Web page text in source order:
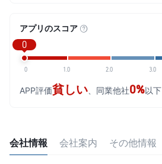
アプリのスコア
0
0 1.0 2.0 3.0
APP評価貧しい 、同業他社0%以下
会社情報 会社案内 その他情報